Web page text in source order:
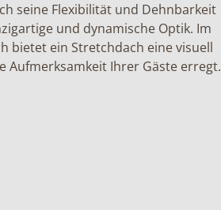
seine Flexibilität und Dehnbarkeit
und dynamische Optik. Im
bietet ein Stretchdach eine visuell
Aufmerksamkeit Ihrer Gäste erregt.